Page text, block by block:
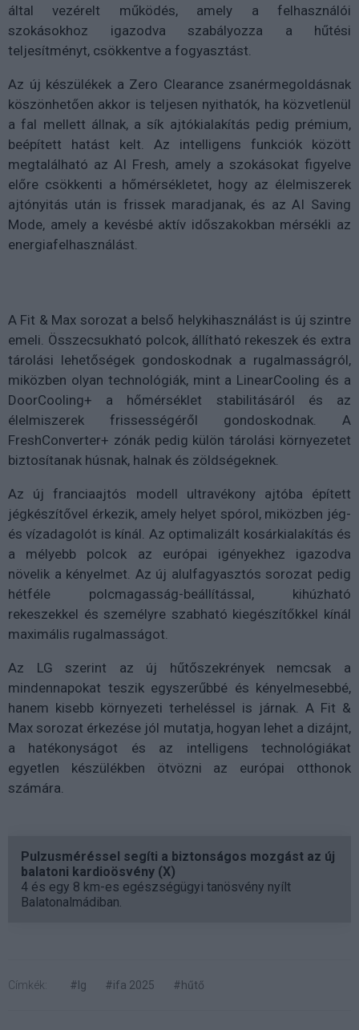
által vezérelt működés, amely a felhasználói
szokásokhoz igazodva szabályozza a hűtési
teljesítményt, csökkentve a fogyasztást.
Az új készülékek a Zero Clearance zsanérmegoldásnak
köszönhetően akkor is teljesen nyithatók, ha közvetlenül
a fal mellett állnak, a sík ajtókialakítás pedig prémium,
beépített hatást kelt. Az intelligens funkciók között
megtalálható az AI Fresh, amely a szokásokat figyelve
előre csökkenti a hőmérsékletet, hogy az élelmiszerek
ajtónyitás után is frissek maradjanak, és az AI Saving
Mode, amely a kevésbé aktív időszakokban mérsékli az
energiafelhasználást.
A Fit & Max sorozat a belső helykihasználást is új szintre
emeli. Összecsukható polcok, állítható rekeszek és extra
tárolási lehetőségek gondoskodnak a rugalmasságról,
miközben olyan technológiák, mint a LinearCooling és a
DoorCooling+ a hőmérséklet stabilitásáról és az
élelmiszerek frissességéről gondoskodnak. A
FreshConverter+ zónák pedig külön tárolási környezetet
biztosítanak húsnak, halnak és zöldségeknek.
Az új franciaajtós modell ultravékony ajtóba épített
jégkészítővel érkezik, amely helyet spórol, miközben jég-
és vízadagolót is kínál. Az optimalizált kosárkialakítás és
a mélyebb polcok az európai igényekhez igazodva
növelik a kényelmet. Az új alulfagyasztós sorozat pedig
hétféle polcmagasság-beállítással, kihúzható
rekeszekkel és személyre szabható kiegészítőkkel kínál
maximális rugalmasságot.
Az LG szerint az új hűtőszekrények nemcsak a
mindennapokat teszik egyszerűbbé és kényelmesebbé,
hanem kisebb környezeti terheléssel is járnak. A Fit &
Max sorozat érkezése jól mutatja, hogyan lehet a dizájnt,
a hatékonyságot és az intelligens technológiákat
egyetlen készülékben ötvözni az európai otthonok
számára.
Pulzusméréssel segíti a biztonságos mozgást az új
balatoni kardioösvény (X)
4 és egy 8 km-es egészségügyi tanösvény nyílt
Balatonalmádiban.
Címkék: #lg #ifa 2025 #hűtő